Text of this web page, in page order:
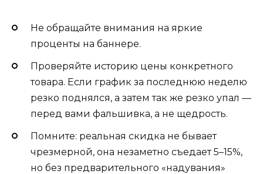
Не обращайте внимания на яркие
проценты на баннере.
Проверяйте историю цены конкретного
товара. Если график за последнюю неделю
резко поднялся, а затем так же резко упал —
перед вами фальшивка, а не щедрость.
Помните: реальная скидка не бывает
чрезмерной, она незаметно съедает 5–15%,
но без предварительного «надувания»